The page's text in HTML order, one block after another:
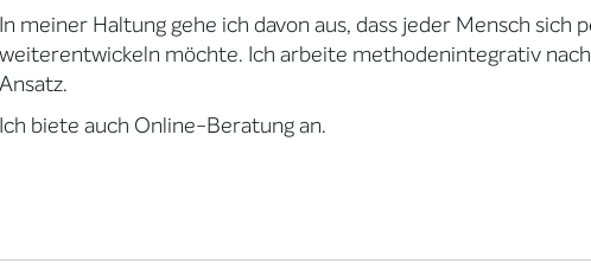
In meiner Haltung gehe ich davon aus, dass jeder Mensch sich
weiterentwickeln möchte. Ich arbeite methodenintegrativ
Ansatz.
Ich biete auch Online-Beratung an.